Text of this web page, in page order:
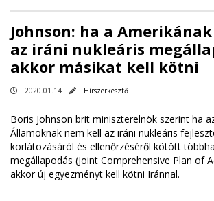
Johnson: ha a
az iráni nukleáris
akkor másikat kell kötni
2020.01.14 Hírszerkesztő
Boris Johnson brit miniszterelnök szerint ha
Államoknak nem kell az iráni nukleáris
korlátozásáról és ellenőrzéséről kötött
megállapodás (Joint Comprehensive Plan of
akkor új egyezményt kell kötni Iránnal.